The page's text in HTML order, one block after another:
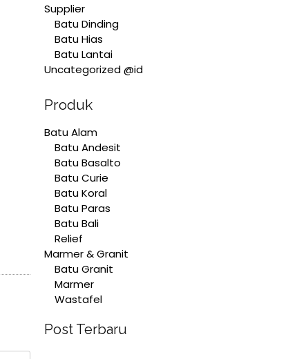
Supplier
Batu Dinding
Batu Hias
Batu Lantai
Uncategorized @id
Produk
Batu Alam
Batu Andesit
Batu Basalto
Batu Curie
Batu Koral
Batu Paras
Batu Bali
Relief
Marmer & Granit
Batu Granit
Marmer
Wastafel
Post Terbaru